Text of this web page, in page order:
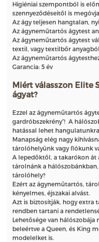
Higiéniai szempontból is
szennyeződéseitől is
Az ágy teljesen hangtalan,
Az ágyneműtartós ágytest
Az ágyneműtartós ágytest
textil, vagy textilbőr
Az ágyneműtartós
Garancia: 5 év
Miért válasszon Elite
ágyat?
Ezzel az ágyneműtartós
gardróbszekrény”! A
hatással lehet
Manapság elég nagy
tárolóhelyünk vagy fiókunk
A lepedőktől, a takarókon
tárolnánk a
tárolóhely?
Ezért az ágyneműtartós,
kényelmes, éjszakai alvást.
Azt is biztosítják, hogy extra
rendben tartani a
Lehetősége van hálószobája
beleértve a Queen, és King
modelelket is.